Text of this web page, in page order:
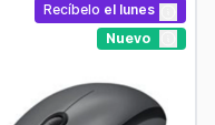
Recíbelo el lunes
Nuevo